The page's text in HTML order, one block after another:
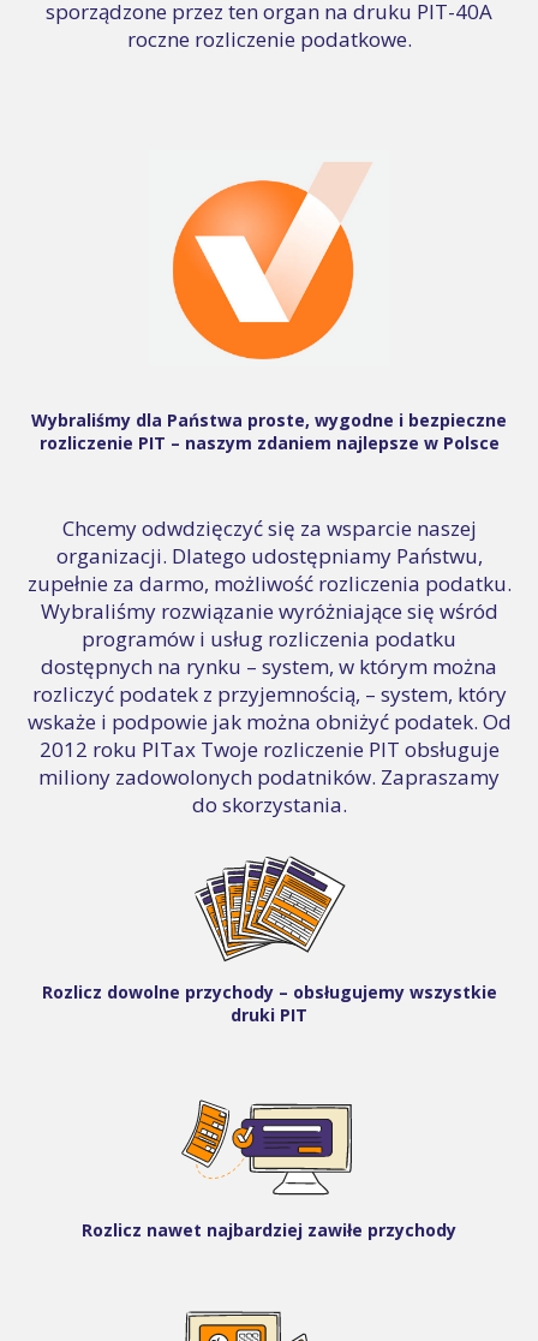
sporządzone przez ten organ na druku PIT-40A
roczne rozliczenie podatkowe.
Wybraliśmy dla Państwa proste, wygodne i bezpieczne
rozliczenie PIT – naszym zdaniem najlepsze w Polsce
Chcemy odwdzięczyć się za wsparcie naszej
organizacji. Dlatego udostępniamy Państwu,
zupełnie za darmo, możliwość rozliczenia podatku.
Wybraliśmy rozwiązanie wyróżniające się wśród
programów i usług rozliczenia podatku
dostępnych na rynku – system, w którym można
rozliczyć podatek z przyjemnością, – system, który
wskaże i podpowie jak można obniżyć podatek. Od
2012 roku PITax Twoje rozliczenie PIT obsługuje
miliony zadowolonych podatników. Zapraszamy
do skorzystania.
Rozlicz dowolne przychody – obsługujemy wszystkie
druki PIT
Rozlicz nawet najbardziej zawiłe przychody